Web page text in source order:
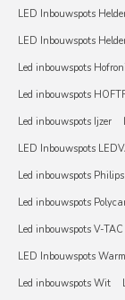
LED Inbouwspots
LED Inbouwspots
Led inbouwspots
Led inbouwspots
Led inbouwspots Ijzer
LED Inbouwspots
Led inbouwspots Philips
Led inbouwspots
Led inbouwspots V-TAC
LED Inbouwspots
Led inbouwspots Wit